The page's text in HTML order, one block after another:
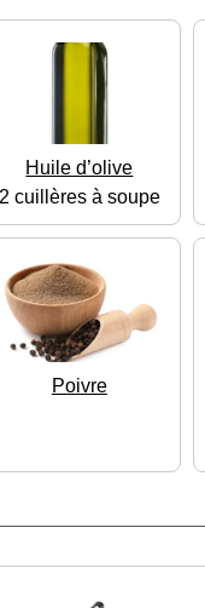
Huile d’olive
2 cuillères à soupe
Poivre